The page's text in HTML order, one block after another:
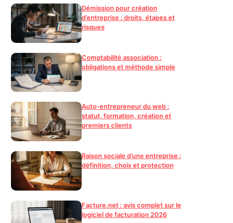
Démission pour création
d’entreprise : droits, étapes et
risques
Comptabilité association :
obligations et méthode simple
Auto-entrepreneur du web :
statut, formation, création et
premiers clients
Raison sociale d’une entreprise :
définition, choix et protection
Facture.net : avis complet sur le
logiciel de facturation 2026